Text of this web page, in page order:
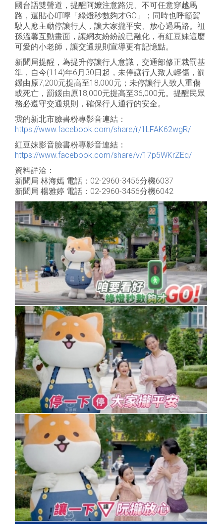
國台語雙聲道，提醒阿嬤注意路況、不可任意穿越馬
路，還貼心叮嚀「綠燈秒數夠才GO」；同時也呼籲駕
駛人應主動停讓行人，讓大家攏平安、放心過馬路。祖
孫溫馨互動畫面，讓網友紛紛說已融化，有紅豆妹這麼
可愛的小老師，讓交通規則宣導更有記憶點。
新聞局提醒，為提升停讓行人意識，交通部修正裁罰基
準，自今(114)年6月30日起，未停讓行人致人輕傷，罰
鍰由原7,200元提高至18,000元；未停讓行人致人重傷
或死亡，罰鍰由原18,000元提高至36,000元。提醒民眾
務必遵守交通規則，確保行人通行的安全。
我的新北市臉書粉專影音連結：
https://www.facebook.com/share/r/1LFAK62wgR/
紅豆妹影音臉書粉專影音連結：
https://www.facebook.com/share/v/17p5WKrZEq/
資料詳洽：
新聞局 林海嫣 電話：02-2960-3456分機6037
新聞局 楊雅婷 電話：02-2960-3456分機6042